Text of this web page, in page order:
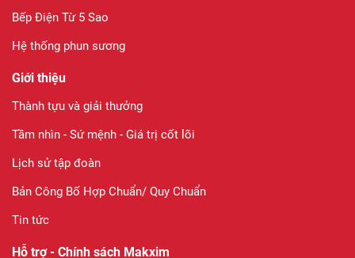
Bếp Điện Từ 5 Sao
Hệ thống phun sương
Giới thiệu
Thành tựu và giải thưởng
Tầm nhìn - Sứ mệnh - Giá trị cốt lõi
Lịch sử tập đoàn
Bản Công Bố Hợp Chuẩn/ Quy Chuẩn
Tin tức
Hỗ trợ - Chính sách Makxim